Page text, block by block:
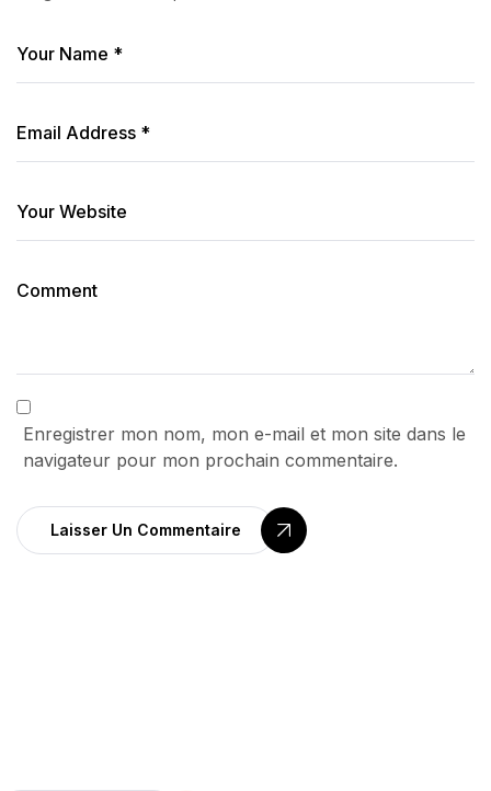
Enregistrer mon nom, mon e-mail et mon site dans le
navigateur pour mon prochain commentaire.
Laisser Un Commentaire